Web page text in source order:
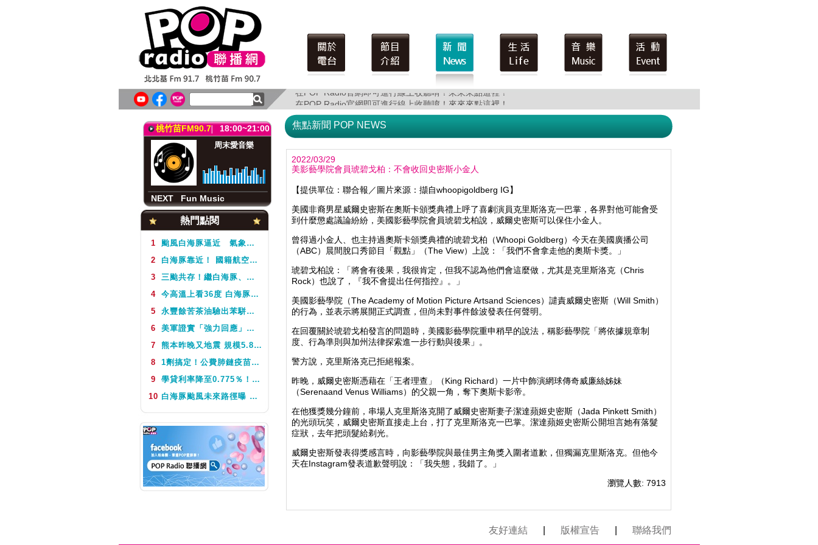
在POP Radio官網即可進行線上收聽唷！來來來點這裡！
在POP Radio官網即可進行線上收聽唷！來來來點這裡！
北北基FM91.718:00~21:00
音樂 Buffet(六)
Sharon
NEXTFun Music
桃竹苗FM90.718:00~21:00
周末愛音樂
NEXT
Fun Music
北北基FM91.718:00~21:00
音樂 Buffet(六)
Sharon
熱門點閱
1
颱風白海豚逼近 氣象署不排除周5下半天發布海警
2
白海豚靠近！ 國籍航空往返日本航班異動一次看
3
三颱共存！繼白海豚、鯨魚後昌鴻颱風生成 氣象署揭對台影響
4 今高溫上看36度 白海豚颱風這天最靠近台灣 不排除發海警
5
永豐餘苦茶油驗出苯駢芘超標 北市衛生局：不分批號全面預防性下架
6
美軍證實「強力回應」伊朗飛彈襲擊 國際油價急漲後仍守穩90美元之上
7
熊本昨晚又地震 規模5.8深度極淺 最大震度5弱、氣象廳籲留意餘震
8
1劑搞定！公費肺鏈疫苗8月10日升級為新型疫苗 疾管署：317萬人受惠
9
學貸利率降至0.775％！台銀8月1日起受理申請 寬限期延長2年
10 白海豚颱風未來路徑曝 今體感飆39度 午後山區防大雨
焦點新聞 POP NEWS
2022/03/29
美影藝學院會員琥碧戈柏：不會收回史密斯小金人
【提供單位：聯合報／圖片來源：擷自whoopigoldberg IG】
美國非裔男星威爾史密斯在奧斯卡頒獎典禮上呼了喜劇演員克里斯洛克一巴掌，各界對他可能會受
到什麼懲處議論紛紛，美國影藝學院會員琥碧戈柏說，威爾史密斯可以保住小金人。
曾得過小金人、也主持過奧斯卡頒獎典禮的琥碧戈柏（Whoopi Goldberg）今天在美國廣播公司
（ABC）晨間脫口秀節目「觀點」（The View）上說：「我們不會拿走他的奧斯卡獎。」
琥碧戈柏說：「將會有後果，我很肯定，但我不認為他們會這麼做，尤其是克里斯洛克（Chris
Rock）也說了，『我不會提出任何指控』。」
美國影藝學院（The Academy of Motion Picture Artsand Sciences）譴責威爾史密斯（Will Smith）
的行為，並表示將展開正式調查，但尚未對事件餘波發表任何聲明。
在回覆關於琥碧戈柏發言的問題時，美國影藝學院重申稍早的說法，稱影藝學院「將依據規章制
度、行為準則與加州法律探索進一步行動與後果」。
警方說，克里斯洛克已拒絕報案。
昨晚，威爾史密斯憑藉在「王者理查」（King Richard）一片中飾演網球傳奇威廉絲姊妹
（Serenaand Venus Williams）的父親一角，奪下奧斯卡影帝。
在他獲獎幾分鐘前，串場人克里斯洛克開了威爾史密斯妻子潔達蘋姬史密斯（Jada Pinkett Smith）
的光頭玩笑，威爾史密斯直接走上台，打了克里斯洛克一巴掌。潔達蘋姬史密斯公開坦言她有落髮
症狀，去年把頭髮給剃光。
威爾史密斯發表得獎感言時，向影藝學院與最佳男主角獎入圍者道歉，但獨漏克里斯洛克。但他今
天在Instagram發表道歉聲明說：「我失態，我錯了。」
瀏覽人數: 7913
友好連結 版權宣告 聯絡我們